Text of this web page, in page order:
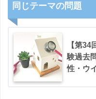
同じテーマの問題
【第
験過去
性・ウ